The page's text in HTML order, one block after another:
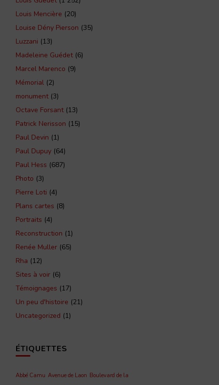
Louis Mencière (20)
Louise Dény Pierson (35)
Luzzani (13)
Madeleine Guédet(6)
Marcel Marenco (9)
Mémorial (2)
monument(3)
Octave Forsant(13)
Patrick Nerisson (15)
Paul Devin (1)
Paul Dupuy (64)
Paul Hess (687)
Photo (3)
Pierre Loti (4)
Plans cartes (8)
Portraits (4)
Reconstruction (1)
Renée Muller (65)
Rha (12)
Sites à voir (6)
Témoignages (17)
Un peu d'histoire (21)
Uncategorized (1)
ÉTIQUETTES
Abbé Camu Avenue de Laon Boulevard de la